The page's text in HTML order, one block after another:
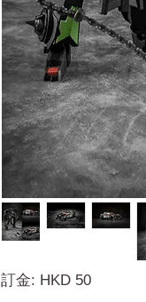
訂金: HKD 50